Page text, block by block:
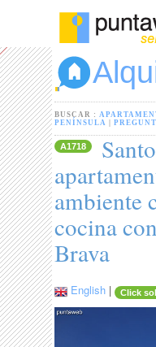
BUSCAR :
PENÍNSULA
|
A1718
ambiente
cocina
Brava
English | Click